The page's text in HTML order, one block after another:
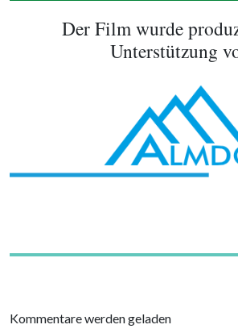
Der Film wurde
Unterstützung
Kommentare werden geladen